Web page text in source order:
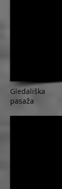
Gledališka
pasaža